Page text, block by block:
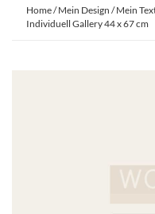
Home/Mein Design / Mein
Individuell Gallery 44 x 67 cm